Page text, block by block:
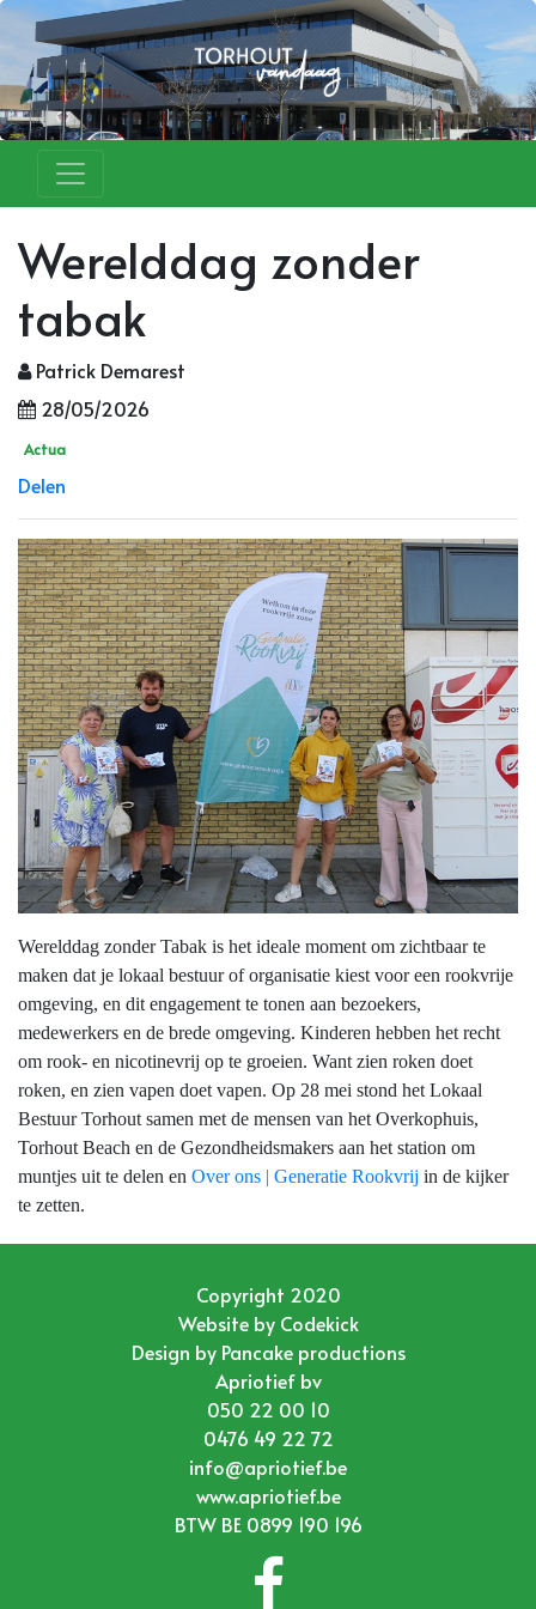
Werelddag zonder
tabak
Patrick Demarest
28/05/2026
Actua
Delen
Werelddag zonder Tabak is het ideale moment om zichtbaar te
maken dat je lokaal bestuur of organisatie kiest voor een rookvrije
omgeving, en dit engagement te tonen aan bezoekers,
medewerkers en de brede omgeving. Kinderen hebben het recht
om rook- en nicotinevrij op te groeien. Want zien roken doet
roken, en zien vapen doet vapen. Op 28 mei stond het Lokaal
Bestuur Torhout samen met de mensen van het Overkophuis,
Torhout Beach en de Gezondheidsmakers aan het station om
muntjes uit te delen en Over ons | Generatie Rookvrij in de kijker
te zetten.
Copyright 2020
Website by Codekick
Design by Pancake productions
Apriotief bv
050 22 00 10
0476 49 22 72
info@apriotief.be
www.apriotief.be
BTW BE 0899 190 196